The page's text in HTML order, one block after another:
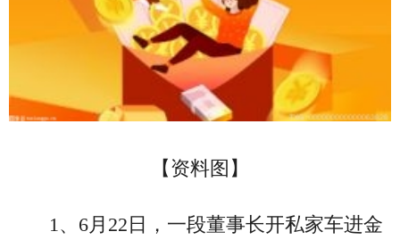
【资料图】
1、6月22日，一段董事长开私家车进金